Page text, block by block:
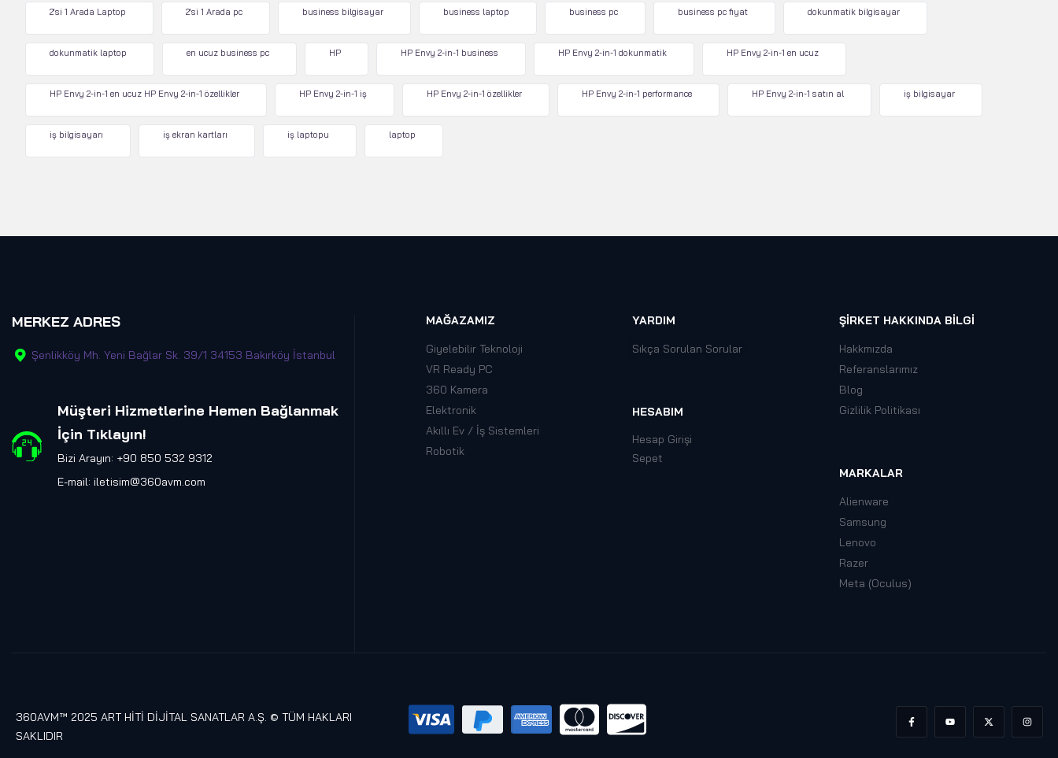
2'si 1 Arada Laptop 2'si 1 Arada pc business bilgisayar business laptop business pc business pc fiyat dokunmatik bilgisayar
dokunmatik laptop en ucuz business pc HP HP Envy 2-in-1 business HP Envy 2-in-1 dokunmatik HP Envy 2-in-1 en ucuz
HP Envy 2-in-1 en ucuz HP Envy 2-in-1 özellikler HP Envy 2-in-1 iş HP Envy 2-in-1 özellikler HP Envy 2-in-1 performance HP Envy 2-in-1 satın al iş bilgisayar
iş bilgisayarı iş ekran kartları iş laptopu laptop
MERKEZ ADRES
Şenlikköy Mh. Yeni Bağlar Sk. 39/1 34153 Bakırköy İstanbul
Müşteri Hizmetlerine Hemen Bağlanmak
İçin Tıklayın!
Bizi Arayın: +90 850 532 9312
E-mail: iletisim@360avm.com
MAĞAZAMIZ
Giyelebilir Teknoloji
VR Ready PC
360 Kamera
Elektronik
Akıllı Ev / İş Sistemleri
Robotik
YARDIM
Sıkça Sorulan Sorular
HESABIM
Hesap Girişi
Sepet
ŞIRKET HAKKINDA BILGI
Hakkmızda
Referanslarımız
Blog
Gizlilik Politikası
MARKALAR
Alienware
Samsung
Lenovo
Razer
Meta (Oculus)
360AVM™ 2025 ART HİTİ DİJİTAL SANATLAR A.Ş. © TÜM HAKLARI
SAKLIDIR